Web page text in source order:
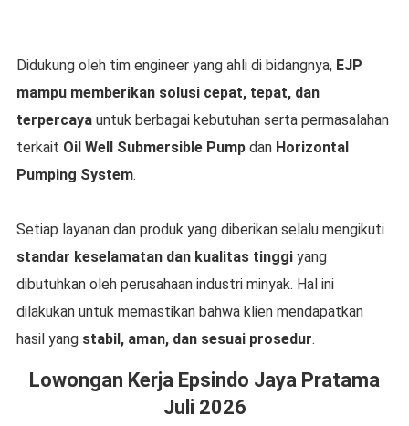
Didukung oleh tim engineer yang ahli di bidangnya, EJP
mampu memberikan solusi cepat, tepat, dan
terpercayauntuk berbagai kebutuhan serta permasalahan
terkait Oil Well Submersible Pumpdan Horizontal
Pumping System.
Setiap layanan dan produk yang diberikan selalu mengikuti
standar keselamatan dan kualitas tinggiyang
dibutuhkan oleh perusahaan industri minyak. Hal ini
dilakukan untuk memastikan bahwa klien mendapatkan
hasil yang stabil, aman, dan sesuai prosedur.
Lowongan Kerja Epsindo Jaya Pratama
Juli 2026